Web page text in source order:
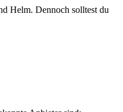
Helm. Dennoch solltest du